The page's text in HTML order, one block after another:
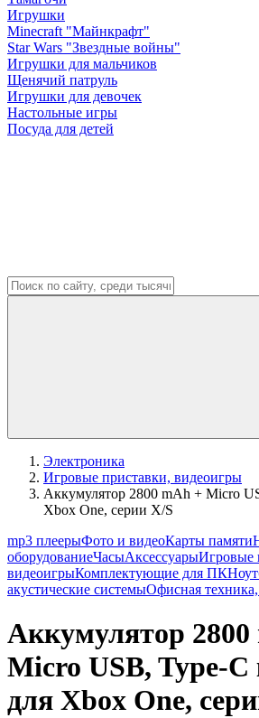
Игрушки
Minecraft "Майнкрафт"
Star Wars "Звездные войны"
Игрушки для мальчиков
Щенячий патруль
Игрушки для девочек
Настольные игры
Посуда для детей
Электроника
Игровые приставки, видеоигры
Аккумулятор 2800 mAh + Micro
Xbox One, серии X/S
mp3 плеерыФото и видеоКарты памяти
оборудованиеЧасыАксессуарыИгровые
видеоигрыКомплектующие для ПК
акустические системыОфисная
Аккумулятор 2800
Micro USB, Type-C
для Xbox One,